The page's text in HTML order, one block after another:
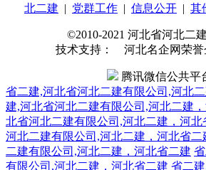
北二建 | 党群工作 | 信息公开 | 其
©2010-2021 河北省河北二
技术支持： 河北名企网荣誉
腾讯微信公共平
省二建,河北省河北二建有限公司,河北
建,河北省河北二建有限公司,河北二建
北省河北二建有限公司,河北二建，河北
河北二建有限公司,河北二建，河北省二
二建有限公司,河北二建，河北省二建
有限公司,河北二建，河北省二建 省二